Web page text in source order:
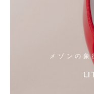
メゾンの